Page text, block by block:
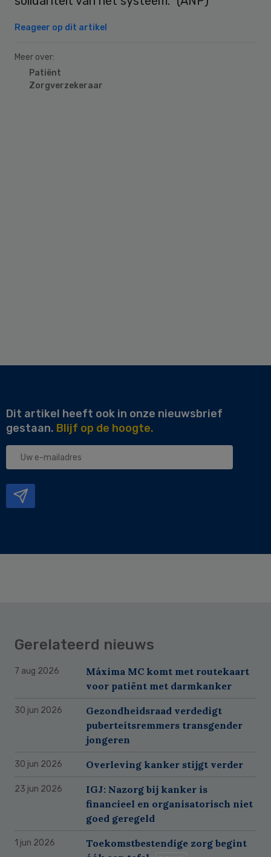
Reageer op dit artikel
Meer over:
Patiënt
Zorgverzekeraar
Dit artikel heeft ook in onze nieuwsbrief
gestaan. Blijf op de hoogte.
Uw
Gerelateerd nieuws
7 aug 2026
Máxima MC komt met routekaart
voor patiënt met darmkanker
30 jun 2026
Gezondheidsraad verdedigt
puberteitsremmers transgender
jongeren
30 jun 2026 Overleving kanker stijgt verder
23 jun 2026
IGJ: Nazorg bij kanker is
financieel en organisatorisch niet
goed geregeld
1 jun 2026
Toekomstbestendige zorg begint